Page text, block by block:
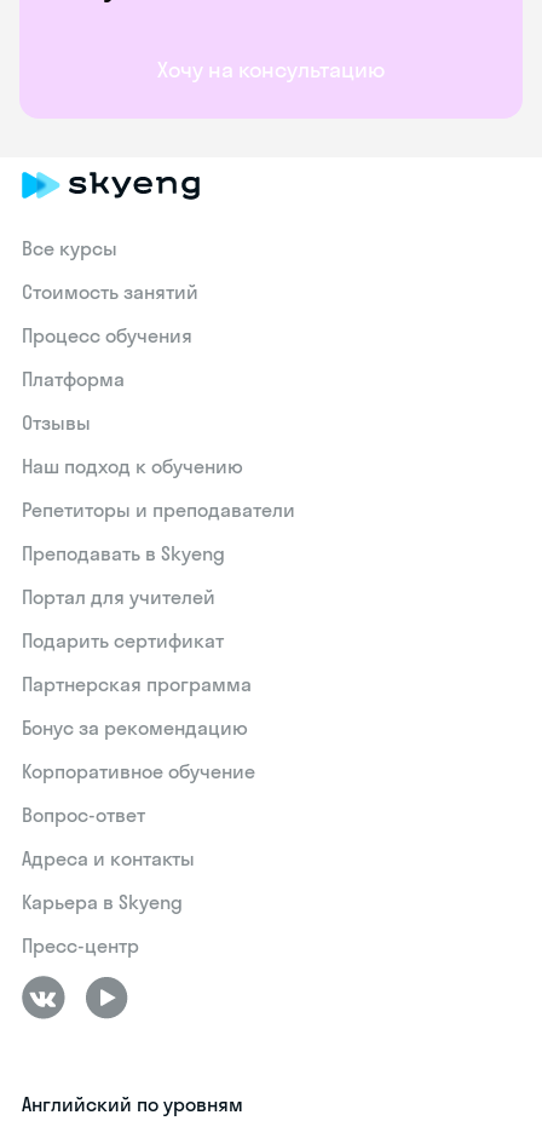
Хочу на консультацию
Все курсы
Стоимость занятий
Процесс обучения
Платформа
Отзывы
Наш подход к обучению
Репетиторы и преподаватели
Преподавать в Skyeng
Портал для учителей
Подарить сертификат
Партнерская программа
Бонус за рекомендацию
Корпоративное обучение
Вопрос-ответ
Адреса и контакты
Карьера в Skyeng
Пресс-центр
Английский по уровням